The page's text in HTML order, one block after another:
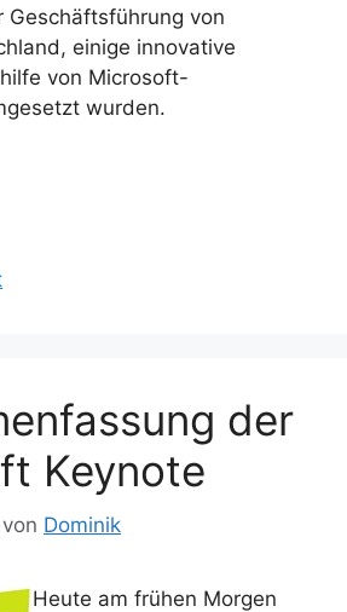
Geschäftsführung von
einige innovative
von Microsoft-
wurden.
der
Keynote
von Dominik
Heute am frühen Morgen